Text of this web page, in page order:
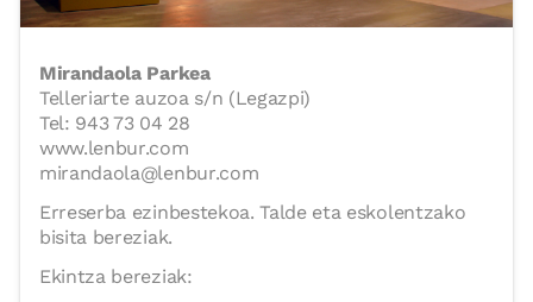
Mirandaola Parkea
Telleriarte auzoa s/n (Legazpi)
Tel: 943 73 04 28
www.lenbur.com
mirandaola@lenbur.com
Erreserba ezinbestekoa. Talde eta eskolentzako
bisita bereziak.
Ekintza bereziak: